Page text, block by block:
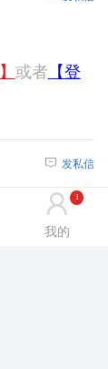
或者 【登
发私信
或者【登
我的
1